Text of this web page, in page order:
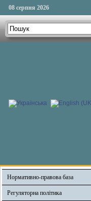
08 серпня 2026
Нормативно-правова база
Регуляторна політика